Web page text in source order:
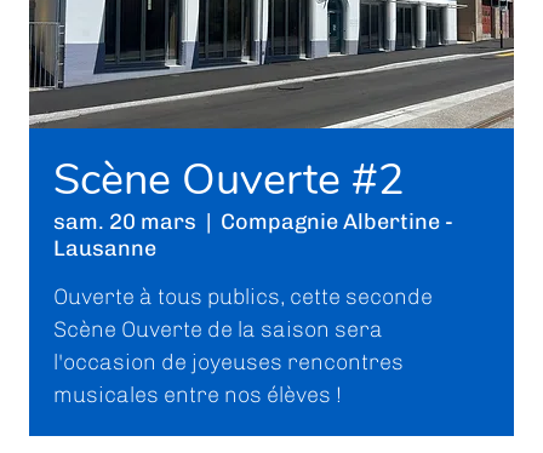
Scène Ouverte #2
sam. 20 mars
  |
Compagnie Albertine -
Lausanne
Ouverte à tous publics, cette seconde
Scène Ouverte de la saison sera
l'occasion de joyeuses rencontres
musicales entre nos élèves !